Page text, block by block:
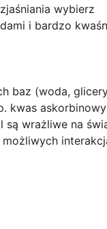
wybierz
i bardzo
baz (woda,
kwas
wrażliwe na